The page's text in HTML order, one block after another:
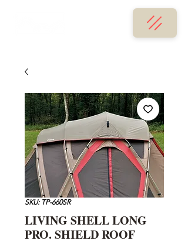
SKU: TP-660SR
LIVING SHELL LONG
PRO. SHIELD ROOF